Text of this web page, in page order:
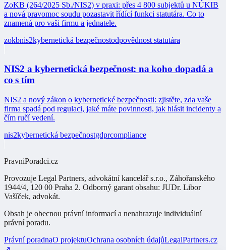
ZoKB (264/2025 Sb./NIS2) v praxi: přes 4 800 subjektů u NÚKIB
a nová pravomoc soudu pozastavit řídící funkci statutára. Co to
znamená pro vaši firmu a jednatele.
zokbnis2kybernetická bezpečnostodpovědnost statutára
NIS2 a kybernetická bezpečnost: na koho dopadá a
co s tím
NIS2 a nový zákon o kybernetické bezpečnosti: zjistěte, zda vaše
firma spadá pod regulaci, jaké máte povinnosti, jak hlásit incidenty a
čím ručí vedení.
nis2kybernetická bezpečnostgdprcompliance
PravniPoradci.cz
Provozuje Legal Partners, advokátní kancelář s.r.o., Záhořanského
1944/4, 120 00 Praha 2. Odborný garant obsahu: JUDr. Libor
Vašíček, advokát.
Obsah je obecnou právní informací a nenahrazuje individuální
právní poradu.
Právní poradnaO projektuOchrana osobních údajůLegalPartners.cz